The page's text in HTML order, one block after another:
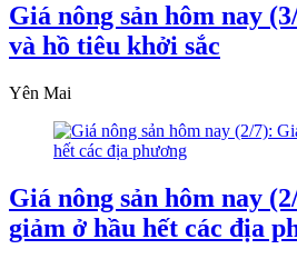
Giá nông sản hôm nay
và hồ tiêu khởi sắc
Yên Mai
Giá nông sản hôm nay
giảm ở hầu hết các địa